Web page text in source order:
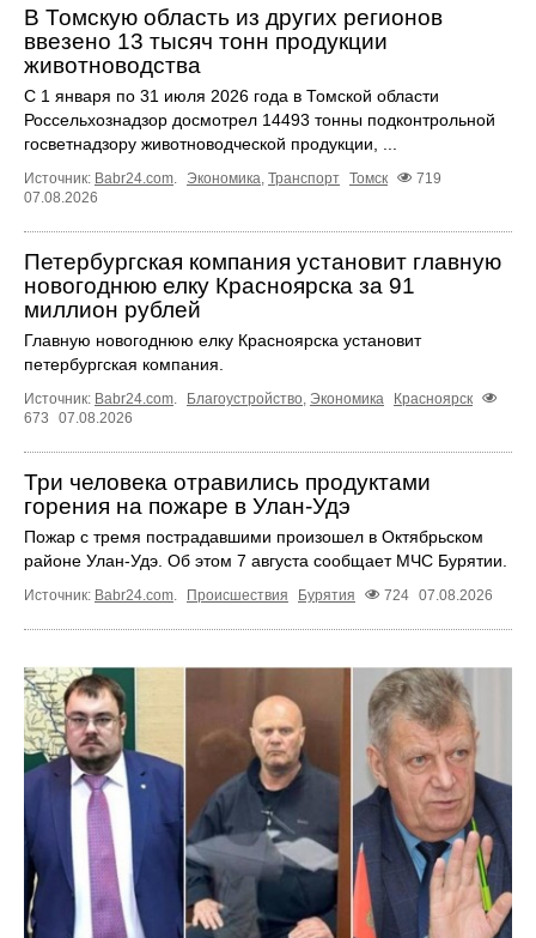
В Томскую область из других регионов
ввезено 13 тысяч тонн продукции
животноводства
С 1 января по 31 июля 2026 года в Томской области
Россельхознадзор досмотрел 14493 тонны подконтрольной
госветнадзору животноводческой продукции, ...
Источник: Babr24.com. Экономика, Транспорт Томск
719
07.08.2026
Петербургская компания установит главную
новогоднюю елку Красноярска за 91
миллион рублей
Главную новогоднюю елку Красноярска установит
петербургская компания.
Источник: Babr24.com. Благоустройство, Экономика
Красноярск
673
07.08.2026
Три человека отравились продуктами
горения на пожаре в Улан-Удэ
Пожар с тремя пострадавшими произошел в Октябрьском
районе Улан-Удэ. Об этом 7 августа сообщает МЧС Бурятии.
Источник: Babr24.com. Происшествия Бурятия 724 07.08.2026